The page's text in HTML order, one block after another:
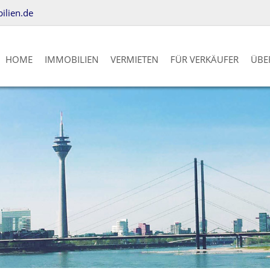
HOME IMMOBILIEN VERMIETEN FÜR VERKÄUFER